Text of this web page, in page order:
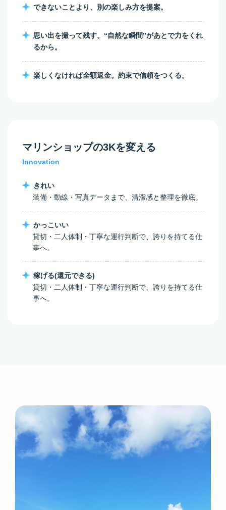
できないことより、別の楽しみ方を提案。
思い出を撮って残す。“自然な瞬間”があとで力をくれ
るから。
楽しくなければ全額返金。約束で信頼をつくる。
マリンショップの3Kを変える
Innovation
きれい
装備・動線・写真データまで、清潔感と整理を徹底。
かっこいい
貸切・二人体制・丁寧な運行判断で、誇りを持てる仕
事へ。
稼げる(還元できる)
貸切・二人体制・丁寧な運行判断で、誇りを持てる仕
事へ。